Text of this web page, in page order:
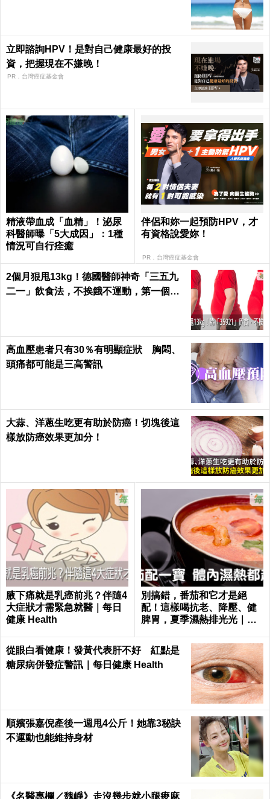
立即諮詢HPV！是對自己健康最好的投
資，把握現在不嫌晚！
PR．台灣癌症基金會
精液帶血成「血精」！泌尿
科醫師曝「5大成因」：1種
情況可自行痊癒
伴侶和妳一起預防HPV，才
有資格說愛妳！
PR．台灣癌症基金會
2個月狠甩13kg！德國醫師神奇「三五九
二一」飲食法，不挨餓不運動，第一個月
高血壓患者只有30％有明顯症狀 胸悶、
頭痛都可能是三高警訊
大蒜、洋蔥生吃更有助於防癌！切塊後這
樣放防癌效果更加分！
腋下痛就是乳癌前兆？伴隨4
大症狀才需緊急就醫｜每日
健康 Health
別搞錯，番茄和它才是絕
配！這樣喝抗老、降壓、健
脾胃，夏季濕熱排光光｜每
從眼白看健康！發黃代表肝不好 紅點是
糖尿病併發症警訊｜每日健康 Health
順嬪張嘉倪產後一週甩4公斤！她靠3秘訣
不運動也能維持身材
《名醫專欄／魏崢》走沒幾步就小腿痠麻